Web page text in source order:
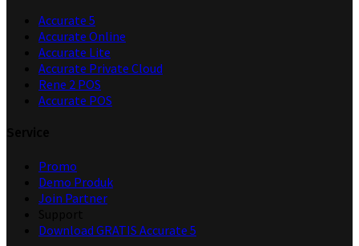
Accurate 5
Accurate Online
Accurate Lite
Accurate Private Cloud
Rene 2 POS
Accurate POS
Promo
Demo Produk
Join Partner
Download GRATIS Accurate 5